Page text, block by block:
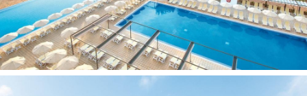
Balkonas/terasa
Viešbučio teritorijoje:
3 restoranai
2 A'la carte restoranai
4 barai